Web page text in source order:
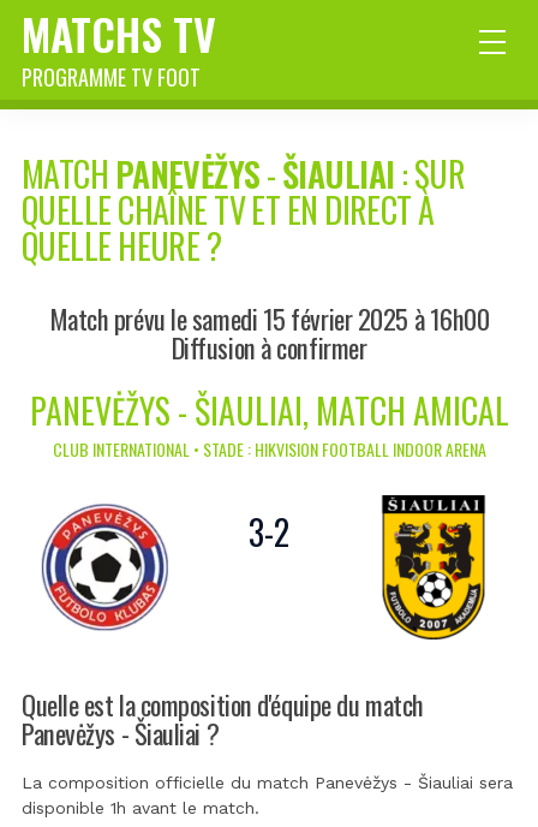
MATCHS TV
PROGRAMME TV FOOT
MATCH PANEVĖŽYS-ŠIAULIAI: SUR
QUELLE CHAÎNE TV ET EN DIRECT À
QUELLE HEURE ?
Match prévu le samedi 15 février 2025 à 16h00
Diffusion à confirmer
PANEVĖŽYS - ŠIAULIAI, MATCH AMICAL
CLUB INTERNATIONAL • STADE : HIKVISION FOOTBALL INDOOR ARENA
3-2
Quelle est la composition d'équipe du match
Panevėžys - Šiauliai ?
La composition officielle du match Panevėžys - Šiauliai sera
disponible 1h avant le match.